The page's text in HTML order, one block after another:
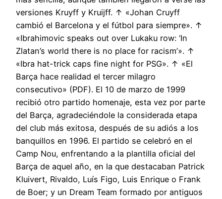
versiones Kruyff y Kruijff. ↑ «Johan Cruyff
cambió el Barcelona y el fútbol para siempre». ↑
«Ibrahimovic speaks out over Lukaku row: ‘In
Zlatan’s world there is no place for racism’». ↑
«Ibra hat-trick caps fine night for PSG». ↑ «El
Barça hace realidad el tercer milagro
consecutivo» (PDF). El 10 de marzo de 1999
recibió otro partido homenaje, esta vez por parte
del Barça, agradeciéndole la considerada etapa
del club más exitosa, después de su adiós a los
banquillos en 1996. El partido se celebró en el
Camp Nou, enfrentando a la plantilla oficial del
Barça de aquel año, en la que destacaban Patrick
Kluivert, Rivaldo, Luís Figo, Luis Enrique o Frank
de Boer; y un Dream Team formado por antiguos